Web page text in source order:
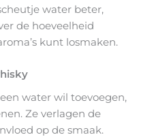
water beter,
de hoeveelheid
kunt losmaken.
water wil toevoegen,
Ze verlagen de
op de smaak.